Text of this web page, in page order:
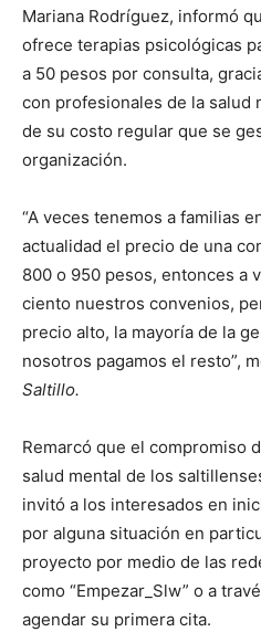
Mariana Rodríguez, informó
ofrece terapias psicológicas
a 50 pesos por consulta,
con profesionales de la salud
de su costo regular que se
organización.
“A veces tenemos a familias
actualidad el precio de una
800 o 950 pesos, entonces a
ciento nuestros convenios,
precio alto, la mayoría de la
nosotros pagamos el resto”,
Saltillo.
Remarcó que el compromiso
salud mental de los
invitó a los interesados en
por alguna situación en
proyecto por medio de las
como “Empezar_Slw” o a
agendar su primera cita.